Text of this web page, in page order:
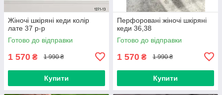
Жіночі шкіряні кеди колір
лате 37 р-р
Готово до відправки
1 570 ₴ 1 990 ₴
Купити
Перфоровані жіночі шкіряні
кеди 36,38
Готово до відправки
1 570 ₴ 1 990 ₴
Купити